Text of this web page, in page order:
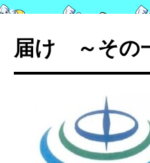
テ
ン
届け ～その